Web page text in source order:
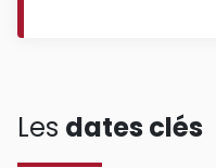
Les dates clés